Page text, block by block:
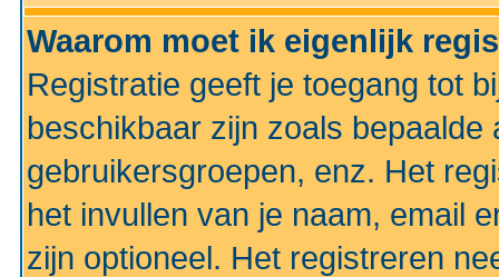
Waarom moet ik eigenlijk
Registratie geeft je toegang tot
beschikbaar zijn zoals
gebruikersgroepen, enz. Het
het invullen van je naam, email
zijn optioneel. Het registreren